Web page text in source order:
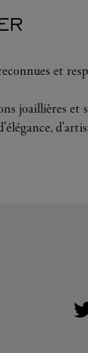
et
joaillières et
Tumblr
in New Tab